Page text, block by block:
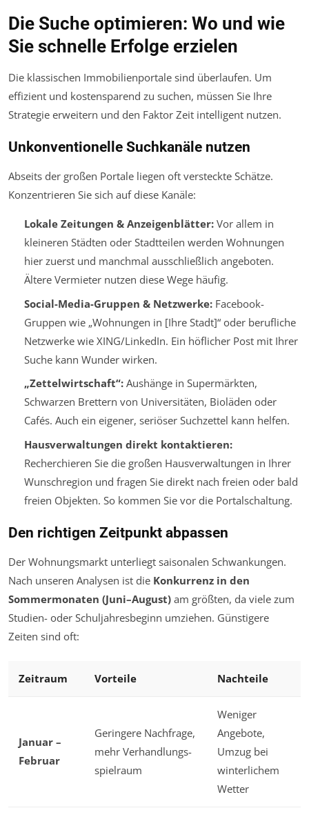
Die Suche optimieren: Wo und wie
Sie schnelle Erfolge erzielen
Die klassischen Immobilienportale sind überlaufen. Um
effizient und kostensparend zu suchen, müssen Sie Ihre
Strategie erweitern und den Faktor Zeit intelligent nutzen.
Unkonventionelle Suchkanäle nutzen
Abseits der großen Portale liegen oft versteckte Schätze.
Konzentrieren Sie sich auf diese Kanäle:
Lokale Zeitungen & Anzeigenblätter:Vor allem in
kleineren Städten oder Stadtteilen werden Wohnungen
hier zuerst und manchmal ausschließlich angeboten.
Ältere Vermieter nutzen diese Wege häufig.
Social-Media-Gruppen & Netzwerke:Facebook-
Gruppen wie „Wohnungen in [Ihre Stadt]“ oder berufliche
Netzwerke wie XING/LinkedIn. Ein höflicher Post mit Ihrer
Suche kann Wunder wirken.
„Zettelwirtschaft“:Aushänge in Supermärkten,
Schwarzen Brettern von Universitäten, Bioläden oder
Cafés. Auch ein eigener, seriöser Suchzettel kann helfen.
Hausverwaltungen direkt kontaktieren:
Recherchieren Sie die großen Hausverwaltungen in Ihrer
Wunschregion und fragen Sie direkt nach freien oder bald
freien Objekten. So kommen Sie vor die Portalschaltung.
Den richtigen Zeitpunkt abpassen
Der Wohnungsmarkt unterliegt saisonalen Schwankungen.
Nach unseren Analysen ist die Konkurrenz in den
Sommermonaten (Juni–August) am größten, da viele zum
Studien- oder Schuljahresbeginn umziehen. Günstigere
Zeiten sind oft:
Zeitraum Vorteile Nachteile
Januar –
Februar
Geringere Nachfrage,
mehr Verhandlungs-
spielraum
Weniger
Angebote,
Umzug bei
winterlichem
Wetter